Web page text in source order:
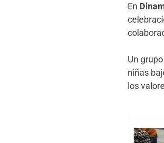
En
Un
niñas
los